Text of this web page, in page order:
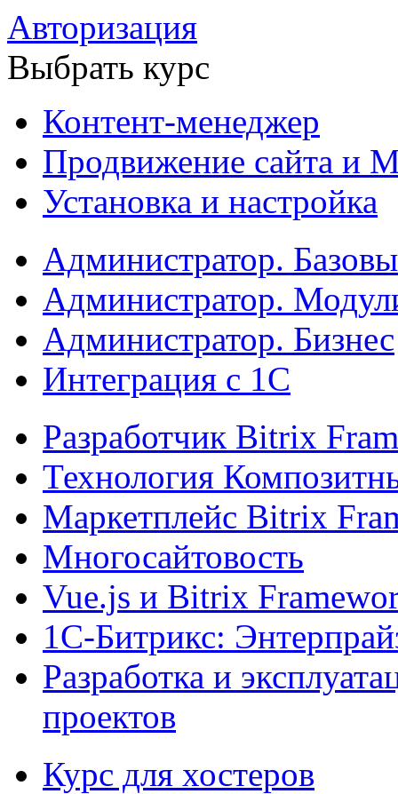
Авторизация
Выбрать курс
Контент-менеджер
Продвижение сайта и
Установка и настройка
Администратор.
Администратор.
Администратор. Бизнес
Интеграция с 1С
Разработчик Bitrix
Технология
Маркетплейс Bitrix
Многосайтовость
Vue.js и Bitrix
1С-Битрикс:
Разработка и
проектов
Курс для хостеров